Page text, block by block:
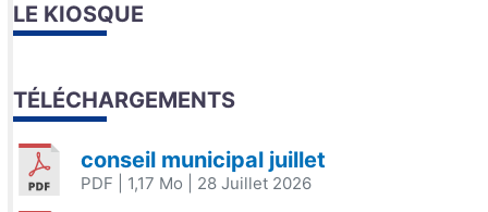
LE KIOSQUE
TÉLÉCHARGEMENTS
conseil municipal juillet
PDF | 1,17 Mo | 28 Juillet 2026